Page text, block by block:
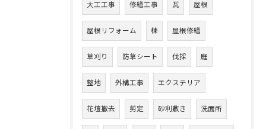
大工工事 修繕工事 瓦 屋根
屋根リフォーム 棟 屋根修繕
草刈り 防草シート 伐採 庭
整地 外構工事 エクステリア
花壇撤去 剪定 砂利敷き 洗面所